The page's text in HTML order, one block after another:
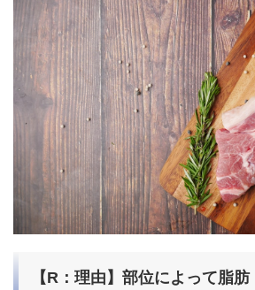
【R：理由】部位によって脂